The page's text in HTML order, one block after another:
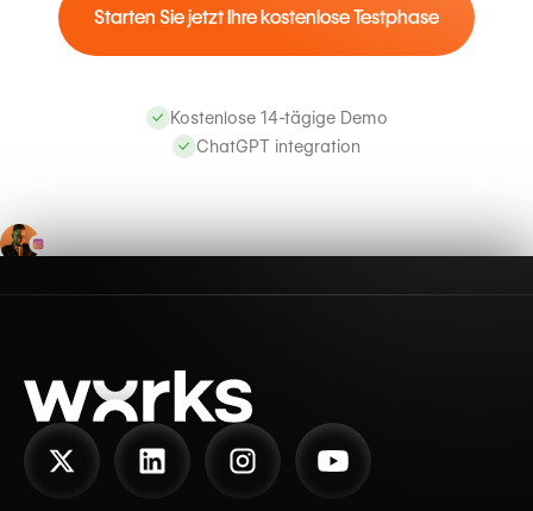
Starten Sie jetzt Ihre kostenlose Testphase
Kostenlose 14-tägige Demo
ChatGPT integration